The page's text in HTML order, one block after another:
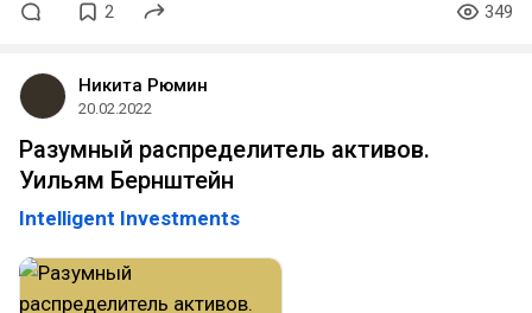
2 349
Никита Рюмин
20.02.2022
Разумный распределитель активов.
Уильям Бернштейн
Intelligent Investments